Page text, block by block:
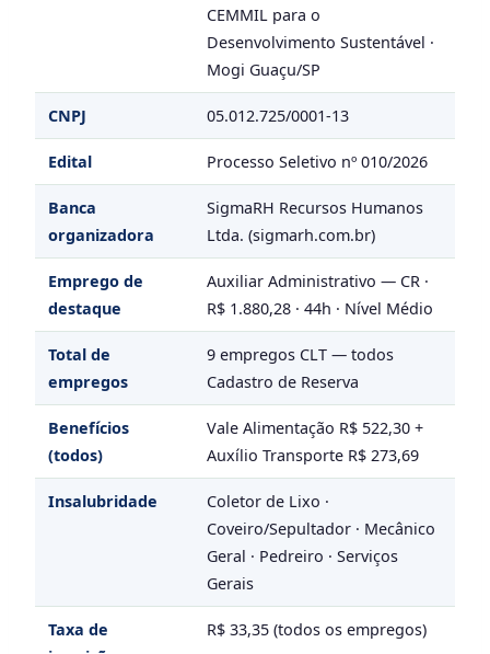
CEMMIL para o
Desenvolvimento Sustentável ·
Mogi Guaçu/SP
CNPJ 05.012.725/0001-13
Edital Processo Seletivo nº 010/2026
Banca
organizadora
SigmaRH Recursos Humanos
Ltda. (sigmarh.com.br)
Emprego de
destaque
Auxiliar Administrativo — CR ·
R$ 1.880,28 · 44h · Nível Médio
Total de
empregos
9 empregos CLT — todos
Cadastro de Reserva
Benefícios
(todos)
Vale Alimentação R$ 522,30 +
Auxílio Transporte R$ 273,69
Insalubridade
Coletor de Lixo ·
Coveiro/Sepultador · Mecânico
Geral · Pedreiro · Serviços
Gerais
Taxa de
R$ 33,35 (todos os empregos)